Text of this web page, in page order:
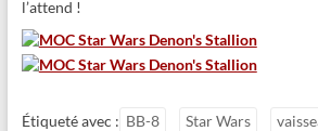
l’attend !
Étiqueté avec : BB-8 Star Wars